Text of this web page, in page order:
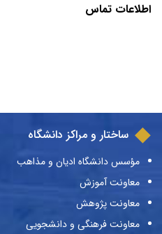
اطلاعات تماس
ساختار و مراکز دانشگاه
مؤسس دانشگاه ادیان و مذاهب
معاونت آموزش
معاونت پژوهش
معاونت فرهنگی و دانشجویی